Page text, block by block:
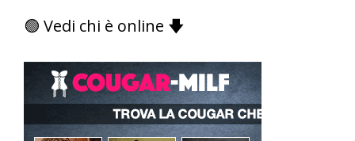
🟢 Vedi chi è online 🡇